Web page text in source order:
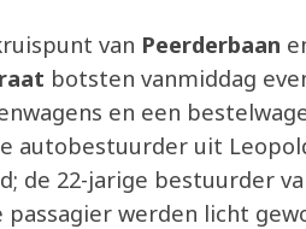
van Peerderbaan
botsten vanmiddag
en een
autobestuurder uit
de 22-jarige bestuurder
passagier werden licht